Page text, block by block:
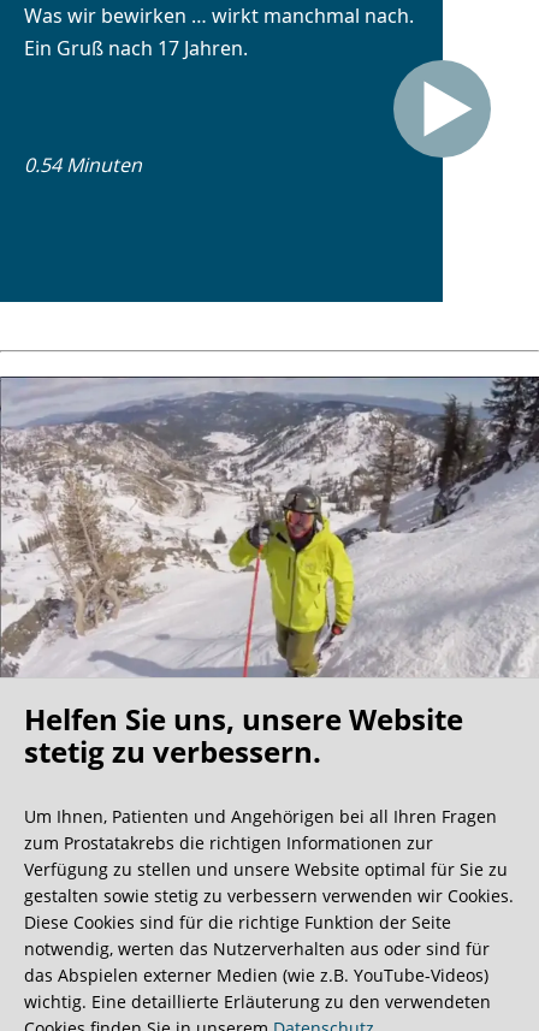
Was wir bewirken … wirkt manchmal nach.
Ein Gruß nach 17 Jahren.
0.54 Minuten
Oh what a ride!
Wir bekommen ja viele tolle Gästebucheinträge,
aber dieser ist doch sehr ungewöhnlich.
0:40 Minuten
Helfen Sie uns, unsere Website
stetig zu verbessern.
Um Ihnen, Patienten und Angehörigen bei all Ihren Fragen
zum Prostatakrebs die richtigen Informationen zur
Verfügung zu stellen und unsere Website optimal für Sie zu
gestalten sowie stetig zu verbessern verwenden wir Cookies.
Diese Cookies sind für die richtige Funktion der Seite
notwendig, werten das Nutzerverhalten aus oder sind für
das Abspielen externer Medien (wie z.B. YouTube-Videos)
wichtig. Eine detaillierte Erläuterung zu den verwendeten